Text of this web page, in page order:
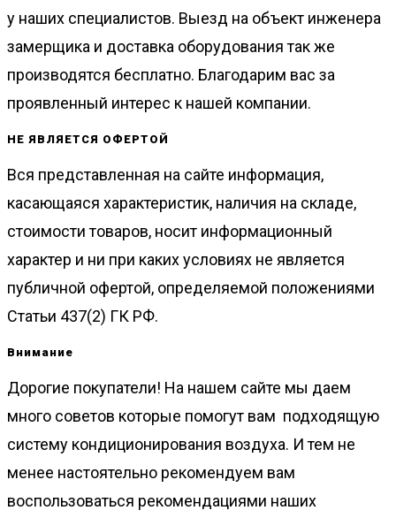
у наших специалистов. Выезд на объект инженера
замерщика и доставка оборудования так же
производятся бесплатно. Благодарим вас за
проявленный интерес к нашей компании.
НЕ ЯВЛЯЕТСЯ ОФЕРТОЙ
Вся представленная на сайте информация,
касающаяся характеристик, наличия на складе,
стоимости товаров, носит информационный
характер и ни при каких условиях не является
публичной офертой, определяемой положениями
Статьи 437(2) ГК РФ.
Внимание
Дорогие покупатели! На нашем сайте мы даем
много советов которые помогут вам подходящую
систему кондиционирования воздуха. И тем не
менее настоятельно рекомендуем вам
воспользоваться рекомендациями наших